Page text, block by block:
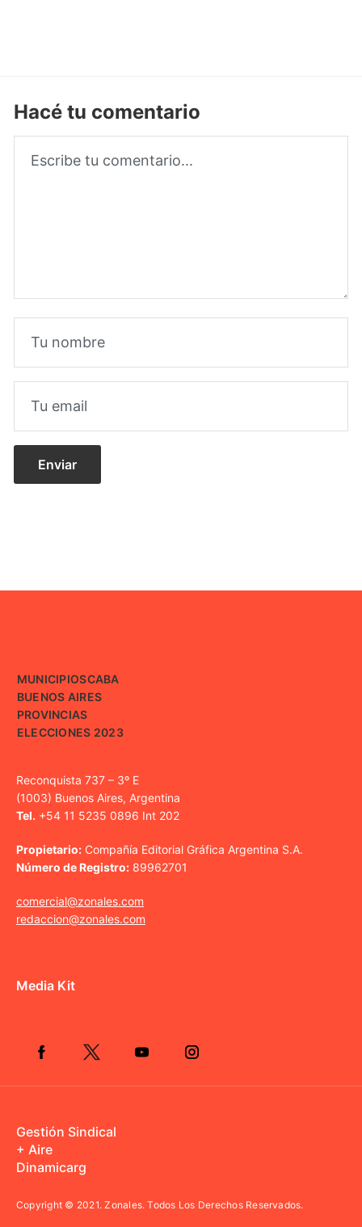
Hacé tu comentario
MUNICIPIOSCABA
BUENOS AIRES
PROVINCIAS
ELECCIONES 2023
Reconquista 737 – 3º E
(1003) Buenos Aires, Argentina
Tel. +54 11 5235 0896 Int 202
Propietario: Compañía Editorial Gráfica Argentina S.A.
Número de Registro: 89962701
comercial@zonales.com
redaccion@zonales.com
Media Kit
Gestión Sindical
+ Aire
Dinamicarg
Copyright © 2021.Zonales. Todos Los Derechos Reservados.